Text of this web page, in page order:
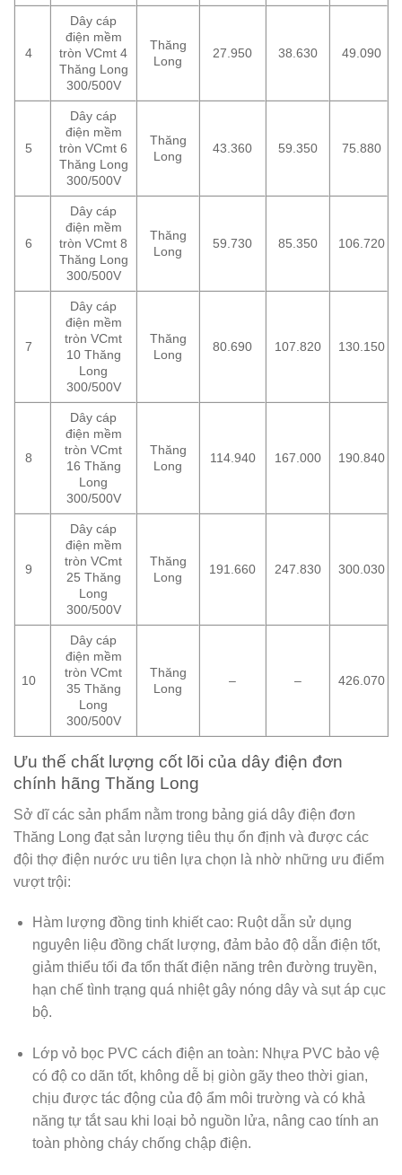
4
Dây cáp
điện mềm
tròn VCmt 4
Thăng Long
300/500V
Thăng
Long
27.950 38.630 49.090
5
Dây cáp
điện mềm
tròn VCmt 6
Thăng Long
300/500V
Thăng
Long
43.360 59.350 75.880
6
Dây cáp
điện mềm
tròn VCmt 8
Thăng Long
300/500V
Thăng
Long
59.730 85.350 106.720
7
Dây cáp
điện mềm
tròn VCmt
10 Thăng
Long
300/500V
Thăng
Long
80.690 107.820 130.150
8
Dây cáp
điện mềm
tròn VCmt
16 Thăng
Long
300/500V
Thăng
Long
114.940 167.000 190.840
9
Dây cáp
điện mềm
tròn VCmt
25 Thăng
Long
300/500V
Thăng
Long
191.660 247.830 300.030
10
Dây cáp
điện mềm
tròn VCmt
35 Thăng
Long
300/500V
Thăng
Long
– – 426.070
Ưu thế chất lượng cốt lõi của dây điện đơn
chính hãng Thăng Long
Sở dĩ các sản phẩm nằm trong bảng giá dây điện đơn
Thăng Long đạt sản lượng tiêu thụ ổn định và được các
đội thợ điện nước ưu tiên lựa chọn là nhờ những ưu điểm
vượt trội:
Hàm lượng đồng tinh khiết cao: Ruột dẫn sử dụng
nguyên liệu đồng chất lượng, đảm bảo độ dẫn điện tốt,
giảm thiểu tối đa tổn thất điện năng trên đường truyền,
hạn chế tình trạng quá nhiệt gây nóng dây và sụt áp cục
bộ.
Lớp vỏ bọc PVC cách điện an toàn: Nhựa PVC bảo vệ
có độ co dãn tốt, không dễ bị giòn gãy theo thời gian,
chịu được tác động của độ ẩm môi trường và có khả
năng tự tắt sau khi loại bỏ nguồn lửa, nâng cao tính an
toàn phòng cháy chống chập điện.